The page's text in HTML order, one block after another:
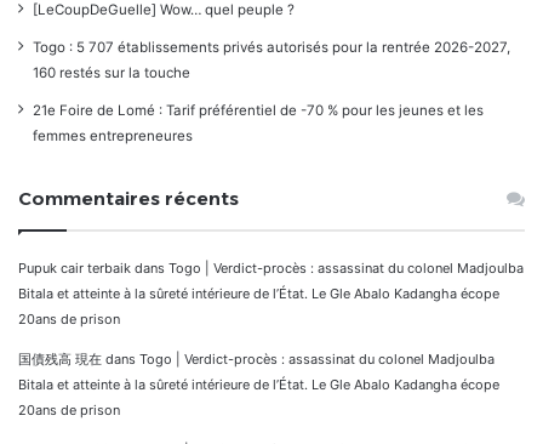
[LeCoupDeGuelle] Wow… quel peuple ?
Togo : 5 707 établissements privés autorisés pour la rentrée 2026-2027,
160 restés sur la touche
21e Foire de Lomé : Tarif préférentiel de -70 % pour les jeunes et les
femmes entrepreneures
Commentaires récents
Pupuk cair terbaik dans Togo | Verdict-procès : assassinat du colonel Madjoulba
Bitala et atteinte à la sûreté intérieure de l’État. Le Gle Abalo Kadangha écope
20ans de prison
国債残高 現在 dans Togo | Verdict-procès : assassinat du colonel Madjoulba
Bitala et atteinte à la sûreté intérieure de l’État. Le Gle Abalo Kadangha écope
20ans de prison